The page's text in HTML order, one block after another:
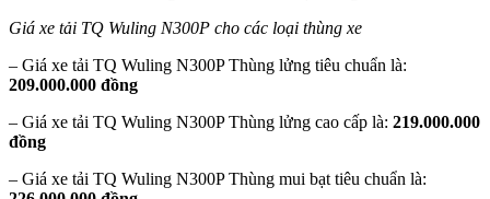
Giá xe tải TQ Wuling N300P cho các loại thùng xe
– Giá xe tải TQ Wuling N300P Thùng lửng tiêu chuẩn là:
209.000.000 đồng
– Giá xe tải TQ Wuling N300P Thùng lửng cao cấp là: 219.000.000
đồng
– Giá xe tải TQ Wuling N300P Thùng mui bạt tiêu chuẩn là: